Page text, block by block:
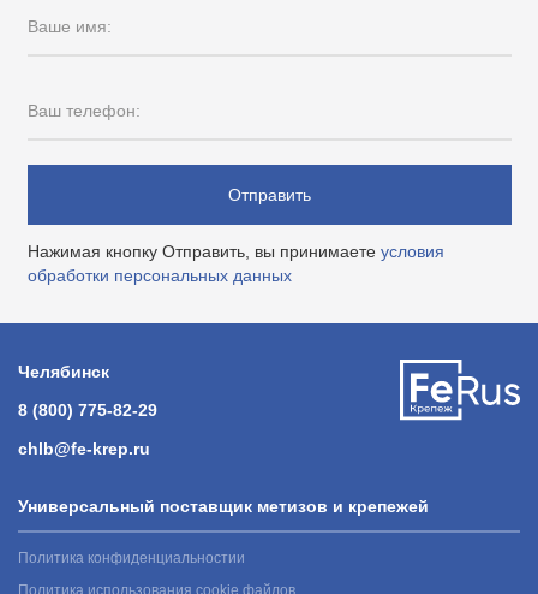
Ваше имя:
Ваш телефон:
Отправить
Нажимая кнопку Отправить, вы принимаете условия
обработки персональных данных
Челябинск
8 (800) 775-82-29
chlb@fe-krep.ru
Универсальный поставщик метизов и крепежей
Политика конфиденциальностии
Политика использования cookie файлов